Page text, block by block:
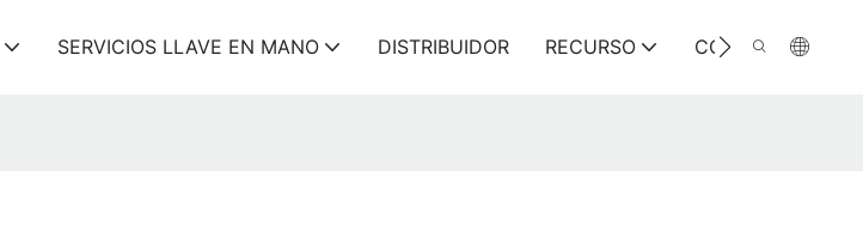
SERVICIOS LLAVE EN MANO DISTRIBUIDOR RECURSO CONTÁCTENOS